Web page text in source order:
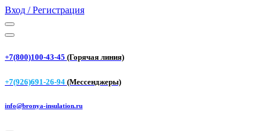
Вход / Регистрация
+7(800)100-43-45 (Горячая линия)
+7(926)691-26-94 (Мессенджеры)
info@bronya-insulation.ru